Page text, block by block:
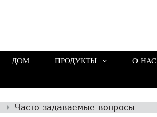
ДОМ ПРОДУКТЫ О НАС
Часто задаваемые вопросы